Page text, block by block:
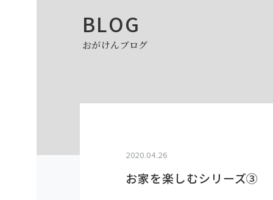
BLOG
おがけんブログ
2020.04.26
お家を楽しむシリーズ③